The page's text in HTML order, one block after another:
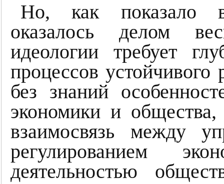
Но, как показало
оказалось делом
идеологии требует
процессов устойчивого
без знаний
экономики и
взаимосвязь между
регулированием
деятельностью